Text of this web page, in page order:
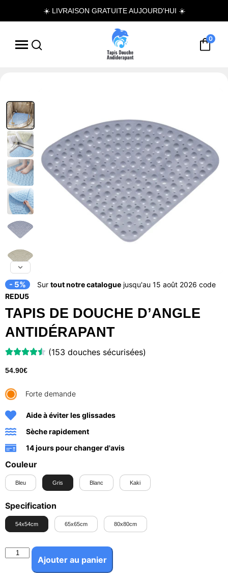
☀️ LIVRAISON GRATUITE AUJOURD'HUI ☀️
0
- 5% Sur tout notre catalogue jusqu'au 15 août 2026 code
REDU5
TAPIS DE DOUCHE D’ANGLE
ANTIDÉRAPANT
(153 douches sécurisées)
54.90€
Forte demande
Aide à éviter les glissades
Sèche rapidement
14 jours pour changer d'avis
Couleur
Bleu Gris Blanc Kaki
Specification
54x54cm 65x65cm 80x80cm
Ajouter au panier